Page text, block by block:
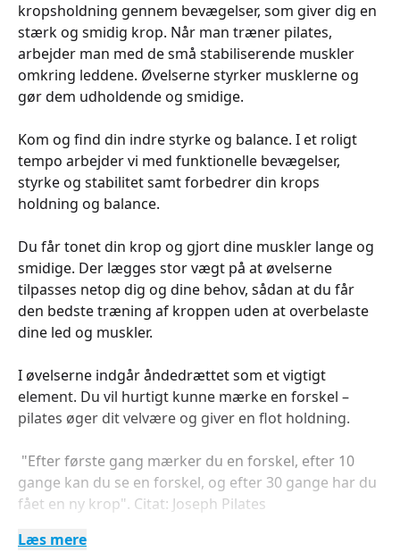
kropsholdning gennem bevægelser, som giver dig en
stærk og smidig krop. Når man træner pilates,
arbejder man med de små stabiliserende muskler
omkring leddene. Øvelserne styrker musklerne og
gør dem udholdende og smidige.
Kom og find din indre styrke og balance. I et roligt
tempo arbejder vi med funktionelle bevægelser,
styrke og stabilitet samt forbedrer din krops
holdning og balance.
Du får tonet din krop og gjort dine muskler lange og
smidige. Der lægges stor vægt på at øvelserne
tilpasses netop dig og dine behov, sådan at du får
den bedste træning af kroppen uden at overbelaste
dine led og muskler.
I øvelserne indgår åndedrættet som et vigtigt
element. Du vil hurtigt kunne mærke en forskel –
pilates øger dit velvære og giver en flot holdning.
"Efter første gang mærker du en forskel, efter 10
gange kan du se en forskel, og efter 30 gange har du
fået en ny krop". Citat: Joseph Pilates
Læs mere